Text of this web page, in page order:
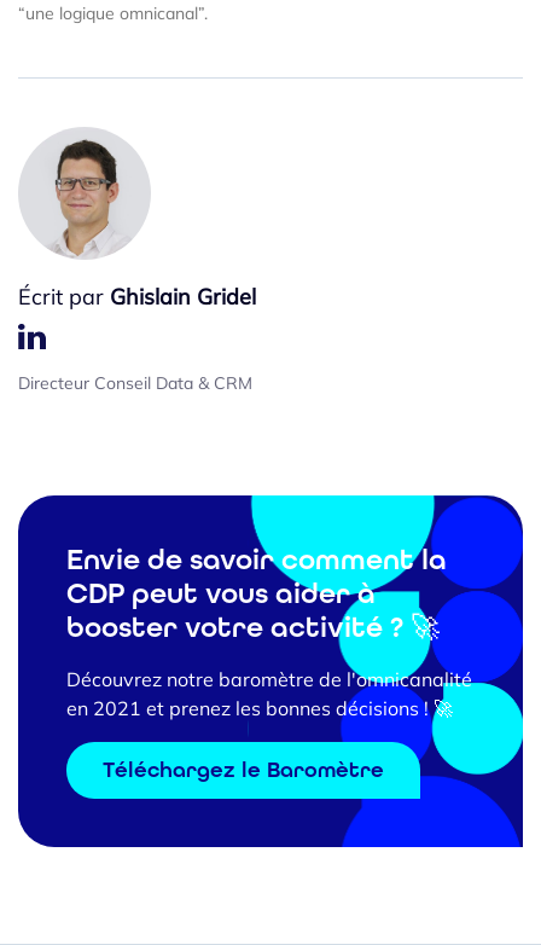
“une logique omnicanal”.
Écrit par Ghislain Gridel
Directeur Conseil Data & CRM
Envie de savoir comment la
CDP peut vous aider à
booster votre activité ? 🚀
Découvrez notre baromètre de l'omnicanalité
en 2021 et prenez les bonnes décisions ! 🚀
Téléchargez le Baromètre